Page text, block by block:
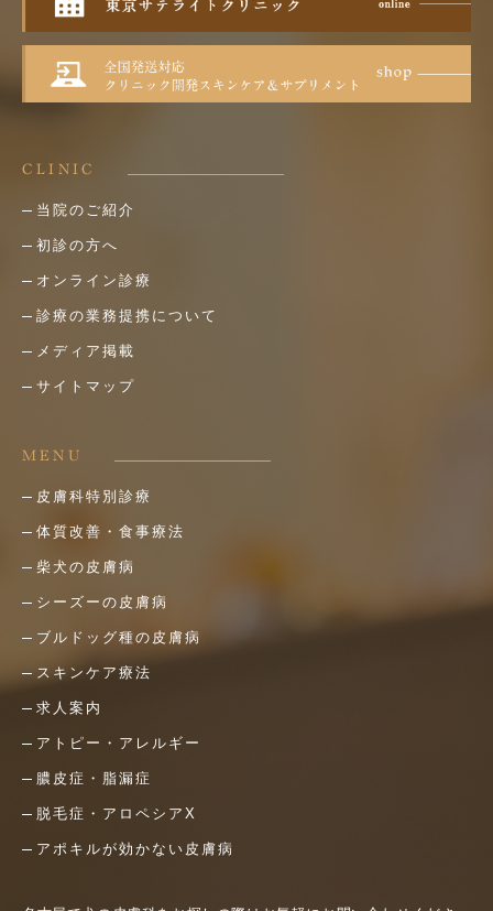
CLINIC
当院のご紹介
初診の方へ
オンライン診療
診療の業務提携について
メディア掲載
サイトマップ
MENU
皮膚科特別診療
体質改善・食事療法
柴犬の皮膚病
シーズーの皮膚病
ブルドッグ種の皮膚病
スキンケア療法
求人案内
アトピー・アレルギー
膿皮症・脂漏症
脱毛症・アロペシアX
アポキルが効かない皮膚病